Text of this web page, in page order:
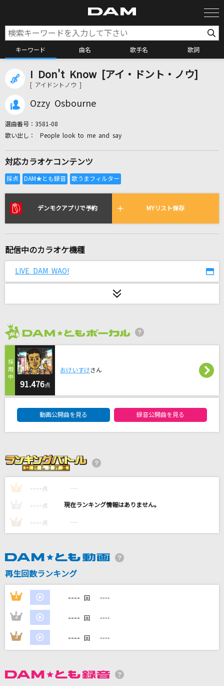
キーワード 曲名 歌手名 歌詞
カラオケ検索
全国りれき
リアルタイムで歌われている曲の一覧
助演女優症
ローリンガール
BUMP OF CHICKEN
思い出せなくなるその日まで
むげんだいすき
iLiFE!
[良音]月光花
Janne Da Arc
[生音]北の漁場
北島三郎
最後の雨
裸足の女神(LIVE Ver.)
B'z
DAMの新曲・ランキングなど
I Don't Know [アイ・ドント・ノウ]
[ アイドントノウ ]
Ozzy Osbourne
選曲番号： 3581-08
People look to me and say
対応カラオケコンテンツ
デンモクアプリで予約 MYリスト保存
配信中のカラオケ機種
LIVE DAM WAO!
91.476点
おけいすけさん
動画公開曲を見る 録音公開曲を見る
1 ---- 点 ----
---- 点 ----
3 ---- 点 ----
再生回数ランキング
1 ---- 回 ----
2 ---- 回 ----
3 ---- 回 ----